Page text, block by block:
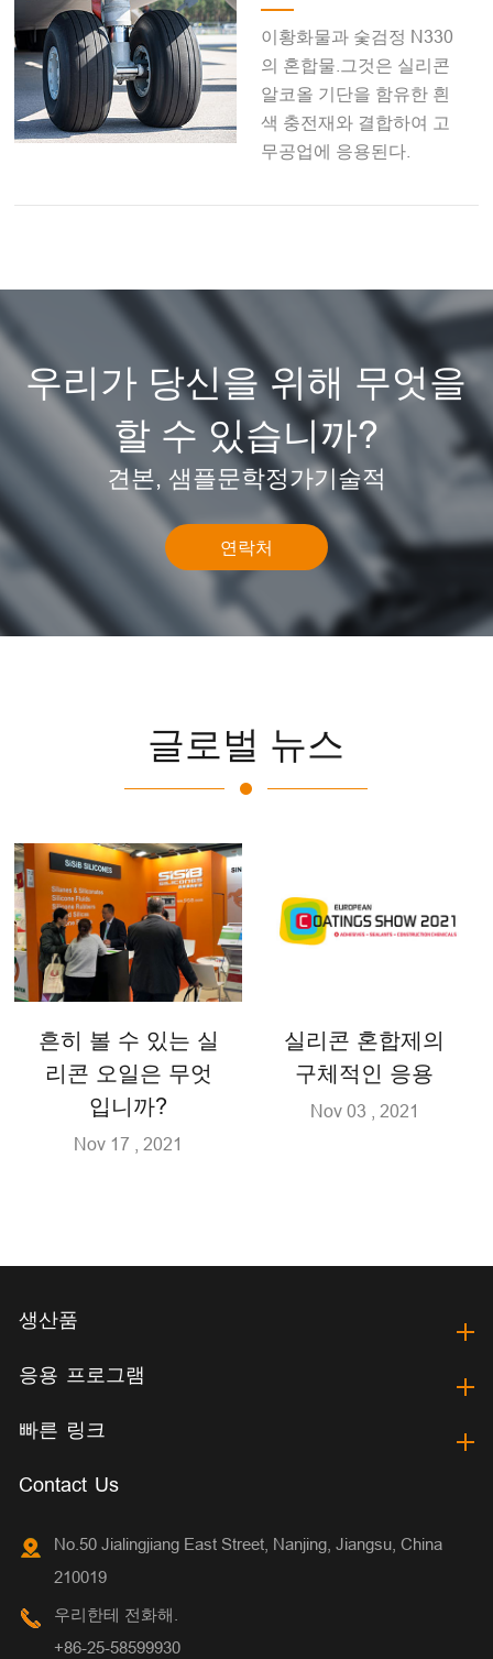
이황화물과 숯검정 N330
의 혼합물.그것은 실리콘
알코올 기단을 함유한 흰
색 충전재와 결합하여 고
무공업에 응용된다.
우리가 당신을 위해 무엇을
할 수 있습니까?
견본, 샘플문학정가기술적
연락처
글로벌 뉴스
흔히 볼 수 있는 실
리콘 오일은 무엇
입니까?
Nov 17 , 2021
실리콘 혼합제의
구체적인 응용
Nov 03 , 2021
생산품
응용 프로그램
빠른 링크
Contact Us
No.50 Jialingjiang East Street, Nanjing, Jiangsu, China
210019
우리한테 전화해.
+86-25-58599930